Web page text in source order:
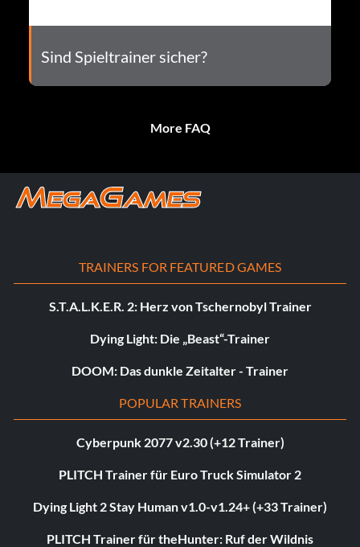
Sind Spieltrainer sicher?
More FAQ
TRAINERS FOR FEATURED GAMES
S.T.A.L.K.E.R. 2: Herz von Tschernobyl Trainer
Dying Light: Die „Beast“-Trainer
DOOM: Das dunkle Zeitalter - Trainer
POPULAR TRAINERS
Cyberpunk 2077 v2.30 (+12 Trainer)
PLITCH Trainer für Euro Truck Simulator 2
Dying Light 2 Stay Human v1.0-v1.24+ (+33 Trainer)
PLITCH Trainer für theHunter: Ruf der Wildnis